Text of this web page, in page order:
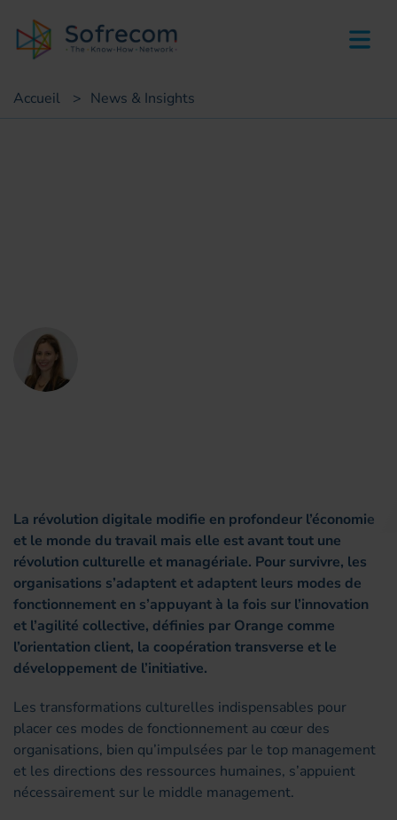
Accueil > News & Insights
La révolution digitale modifie en profondeur l’économie
et le monde du travail mais elle est avant tout une
révolution culturelle et managériale. Pour survivre, les
organisations s’adaptent et adaptent leurs modes de
fonctionnement en s’appuyant à la fois sur l’innovation
et l’agilité collective, définies par Orange comme
l’orientation client, la coopération transverse et le
développement de l’initiative.
Les transformations culturelles indispensables pour
placer ces modes de fonctionnement au cœur des
organisations, bien qu’impulsées par le top management
et les directions des ressources humaines, s’appuient
nécessairement sur le middle management.